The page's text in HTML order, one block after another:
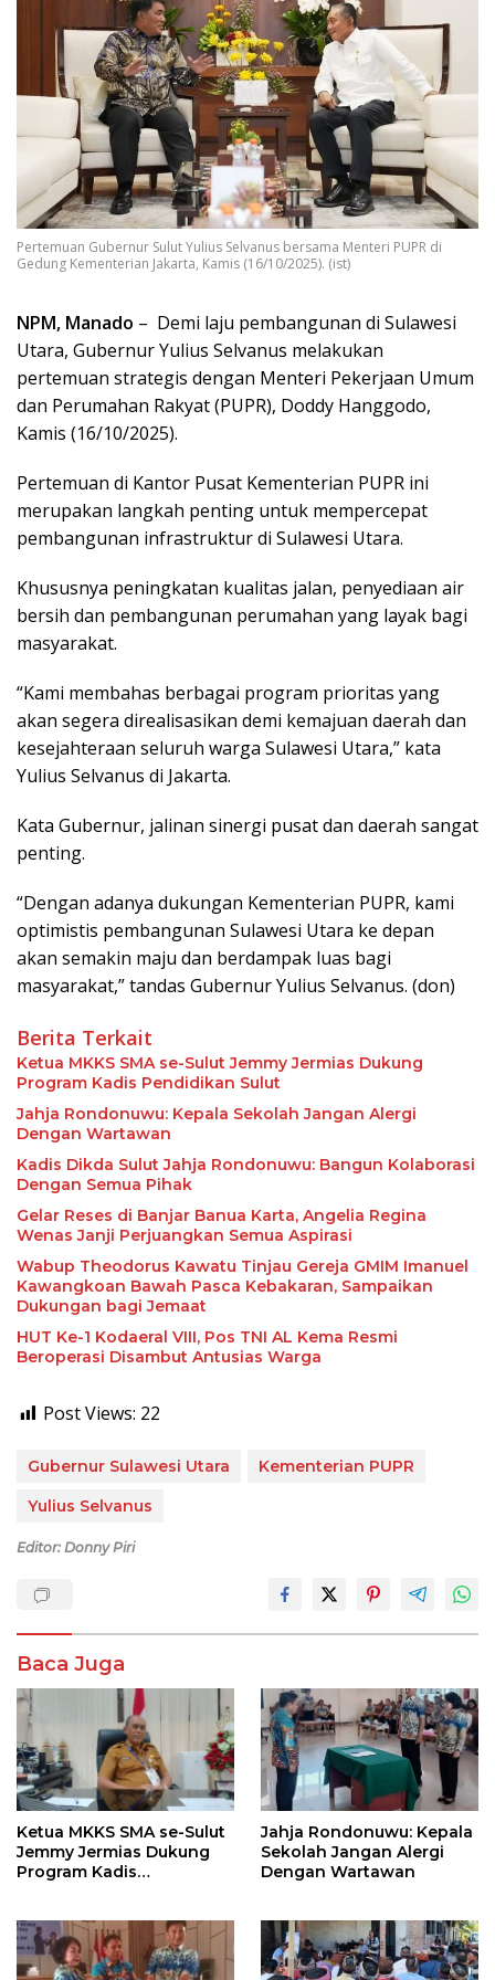
Pertemuan Gubernur Sulut Yulius Selvanus bersama Menteri PUPR di
Gedung Kementerian Jakarta, Kamis (16/10/2025). (ist)
NPM, Manado – Demi laju pembangunan di Sulawesi
Utara, Gubernur Yulius Selvanus melakukan
pertemuan strategis dengan Menteri Pekerjaan Umum
dan Perumahan Rakyat (PUPR), Doddy Hanggodo,
Kamis (16/10/2025).
Pertemuan di Kantor Pusat Kementerian PUPR ini
merupakan langkah penting untuk mempercepat
pembangunan infrastruktur di Sulawesi Utara.
Khususnya peningkatan kualitas jalan, penyediaan air
bersih dan pembangunan perumahan yang layak bagi
masyarakat.
“Kami membahas berbagai program prioritas yang
akan segera direalisasikan demi kemajuan daerah dan
kesejahteraan seluruh warga Sulawesi Utara,” kata
Yulius Selvanus di Jakarta.
Kata Gubernur, jalinan sinergi pusat dan daerah sangat
penting.
“Dengan adanya dukungan Kementerian PUPR, kami
optimistis pembangunan Sulawesi Utara ke depan
akan semakin maju dan berdampak luas bagi
masyarakat,” tandas Gubernur Yulius Selvanus. (don)
Berita Terkait
Ketua MKKS SMA se-Sulut Jemmy Jermias Dukung
Program Kadis Pendidikan Sulut
Jahja Rondonuwu: Kepala Sekolah Jangan Alergi
Dengan Wartawan
Kadis Dikda Sulut Jahja Rondonuwu: Bangun Kolaborasi
Dengan Semua Pihak
Gelar Reses di Banjar Banua Karta, Angelia Regina
Wenas Janji Perjuangkan Semua Aspirasi
Wabup Theodorus Kawatu Tinjau Gereja GMIM Imanuel
Kawangkoan Bawah Pasca Kebakaran, Sampaikan
Dukungan bagi Jemaat
HUT Ke-1 Kodaeral VIII, Pos TNI AL Kema Resmi
Beroperasi Disambut Antusias Warga
Post Views: 22
Gubernur Sulawesi Utara
Kementerian PUPR
Yulius Selvanus
Editor: Donny Piri
Baca Juga
Ketua MKKS SMA se-Sulut
Jemmy Jermias Dukung
Program Kadis
Jahja Rondonuwu: Kepala
Sekolah Jangan Alergi
Dengan Wartawan